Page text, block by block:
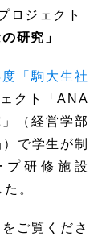
ロジェクト
研究 」
「駒大生社
クト「ANA
」（経営学部
で学生が制
プ研修施設
。
ご覧くださ